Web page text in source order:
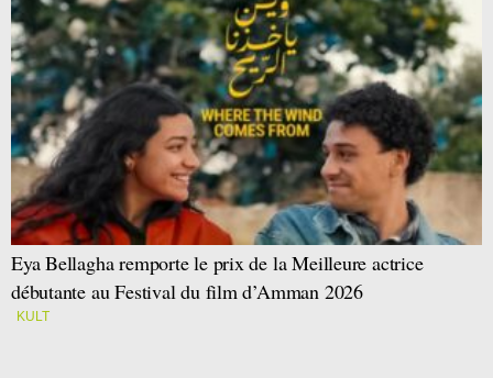
Eya Bellagha remporte le prix de la Meilleure actrice
débutante au Festival du film d’Amman 2026
KULT